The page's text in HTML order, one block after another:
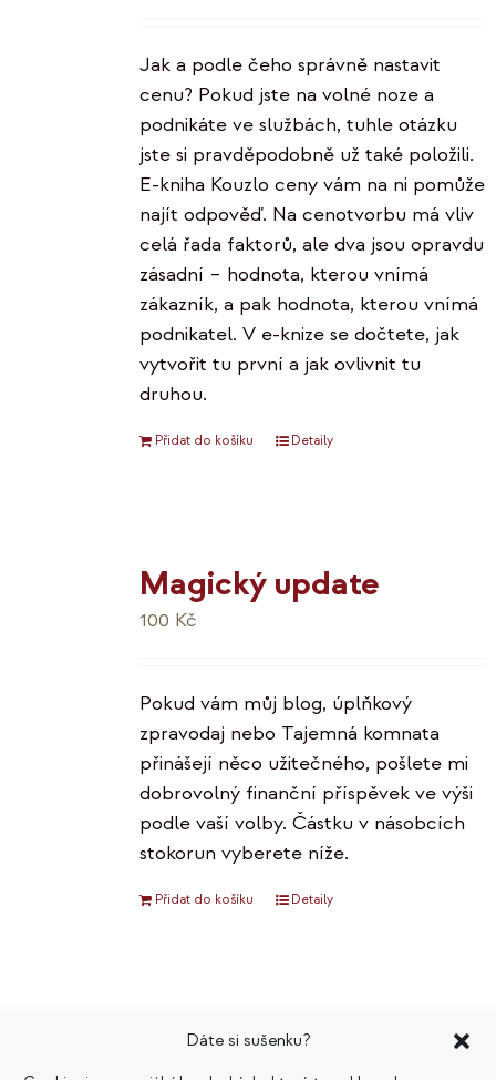
Dáte si sušenku?
Jak a podle čeho správně nastavit
cenu? Pokud jste na volné noze a
podnikáte ve službách, tuhle otázku
jste si pravděpodobně už také položili.
E-kniha Kouzlo ceny vám na ni pomůže
najít odpověď. Na cenotvorbu má vliv
celá řada faktorů, ale dva jsou opravdu
zásadní – hodnota, kterou vnímá
zákazník, a pak hodnota, kterou vnímá
podnikatel. V e-knize se dočtete, jak
vytvořit tu první a jak ovlivnit tu
druhou.
Přidat do košíku Detaily
Magický update
100 Kč
Pokud vám můj blog, úplňkový
zpravodaj nebo Tajemná komnata
přinášejí něco užitečného, pošlete mi
dobrovolný finanční příspěvek ve výši
podle vaší volby. Částku v násobcích
stokorun vyberete níže.
Přidat do košíku Detaily
E-knihy komplet